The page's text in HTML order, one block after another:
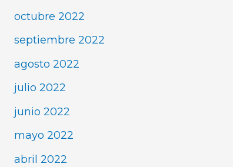
octubre 2022
septiembre 2022
agosto 2022
julio 2022
junio 2022
mayo 2022
abril 2022